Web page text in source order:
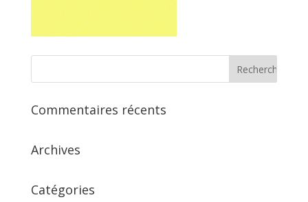
Commentaires récents
Archives
Catégories